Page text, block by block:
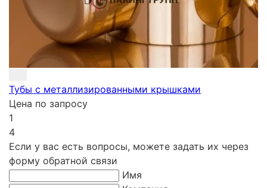
Тубы с металлизированными крышками
Цена по запросу
1
4
Если у вас есть вопросы, можете задать их через
форму обратной связи
Имя